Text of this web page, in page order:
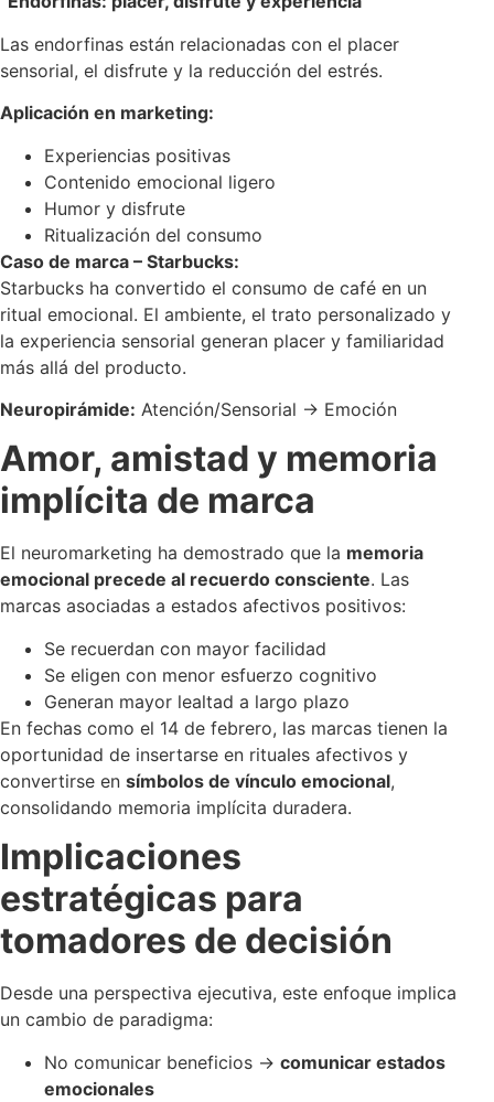
Las endorfinas están relacionadas con el placer
sensorial, el disfrute y la reducción del estrés.
Aplicación en marketing:
Experiencias positivas
Contenido emocional ligero
Humor y disfrute
Ritualización del consumo
Caso de marca – Starbucks:
Starbucks ha convertido el consumo de café en un
ritual emocional. El ambiente, el trato personalizado y
la experiencia sensorial generan placer y familiaridad
más allá del producto.
Neuropirámide: Atención/Sensorial → Emoción
Amor, amistad y memoria
implícita de marca
El neuromarketing ha demostrado que la memoria
emocional precede al recuerdo consciente. Las
marcas asociadas a estados afectivos positivos:
Se recuerdan con mayor facilidad
Se eligen con menor esfuerzo cognitivo
Generan mayor lealtad a largo plazo
En fechas como el 14 de febrero, las marcas tienen la
oportunidad de insertarse en rituales afectivos y
convertirse en símbolos de vínculo emocional,
consolidando memoria implícita duradera.
Implicaciones
estratégicas para
tomadores de decisión
Desde una perspectiva ejecutiva, este enfoque implica
un cambio de paradigma:
No comunicar beneficios → comunicar estados
emocionales